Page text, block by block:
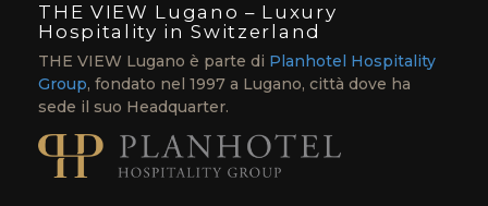
THE VIEW Lugano – Luxury
Hospitality in Switzerland
THE VIEW Lugano è parte di Planhotel Hospitality
Group, fondato nel 1997 a Lugano, città dove ha
sede il suo Headquarter.